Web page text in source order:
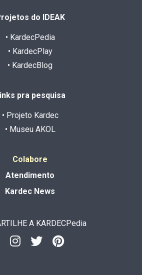
do IDEAK
• KardecPedia
• KardecPlay
• KardecBlog
pra pesquisa
• Projeto Kardec
• Museu AKOL
Colabore
Atendimento
Kardec News
A KARDECPedia